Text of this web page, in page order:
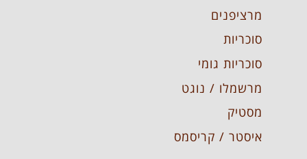
מרציפנים
סוכריות
סוכריות גומי
מרשמלו / נוגט
מסטיק
איסטר / קריסמס